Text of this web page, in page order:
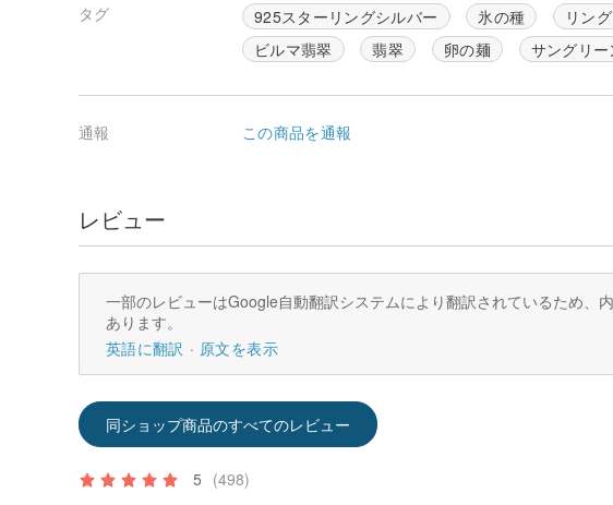
タグ 925スターリングシルバー 氷の種 リング
ビルマ翡翠
翡翠 卵の麺 サングリー
通報 この商品を通報
レビュー
一部のレビューはGoogle自動翻訳システムにより翻訳されているため、
あります。
英語に翻訳
原文を表示
同ショップ商品のすべてのレビュー
5 (498)